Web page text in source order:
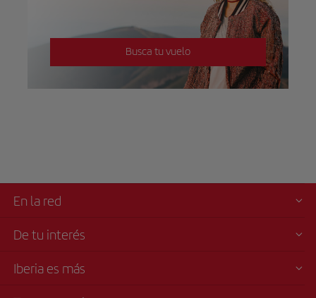
Busca tu vuelo
En la red
De tu interés
Iberia es más